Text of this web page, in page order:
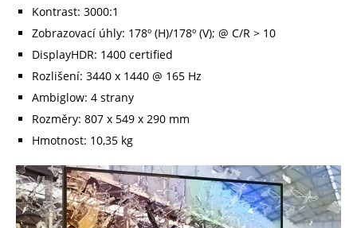
Kontrast: 3000:1
Zobrazovací úhly: 178º (H)/178º (V); @ C/R > 10
DisplayHDR: 1400 certified
Rozlišení: 3440 x 1440 @ 165 Hz
Ambiglow: 4 strany
Rozměry: 807 x 549 x 290 mm
Hmotnost: 10,35 kg